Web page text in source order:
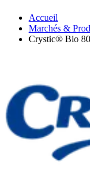
Accueil
Marchés &
Crystic® Bio